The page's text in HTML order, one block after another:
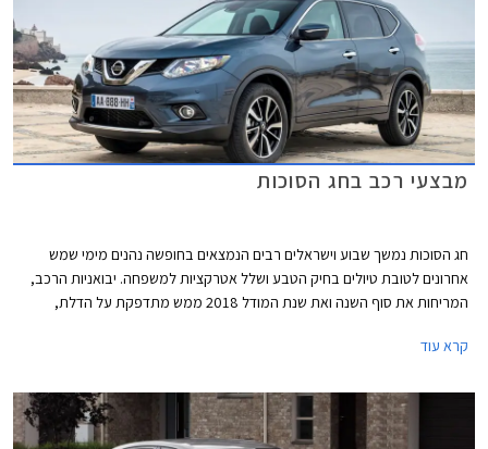
מבצעי רכב בחג הסוכות
חג הסוכות נמשך שבוע וישראלים רבים הנמצאים בחופשה נהנים מימי שמש
אחרונים לטובת טיולים בחיק הטבע ושלל אטרקציות למשפחה. יבואניות הרכב,
המריחות את סוף השנה ואת שנת המודל 2018 ממש מתדפקת על הדלת,
המוצעים במהלך החג:
קרא עוד